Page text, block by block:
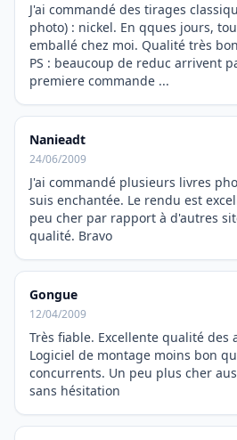
J'ai commandé des tirages
photo) : nickel. En qques jours,
emballé chez moi. Qualité très
PS : beaucoup de reduc arrivent
premiere commande ...
Nanieadt
24/06/2009
J'ai commandé plusieurs livres
suis enchantée. Le rendu est
peu cher par rapport à d'autres
qualité. Bravo
Gongue
12/04/2009
Très fiable. Excellente qualité des
Logiciel de montage moins bon
concurrents. Un peu plus cher
sans hésitation